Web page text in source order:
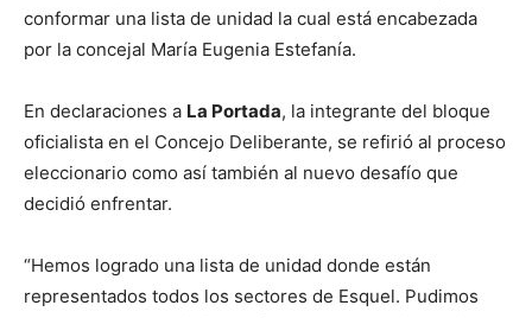
conformar una lista de unidad la cual está encabezada
por la concejal María Eugenia Estefanía.
En declaraciones a La Portada, la integrante del bloque
oficialista en el Concejo Deliberante, se refirió al proceso
eleccionario como así también al nuevo desafío que
decidió enfrentar.
“Hemos logrado una lista de unidad donde están
representados todos los sectores de Esquel. Pudimos